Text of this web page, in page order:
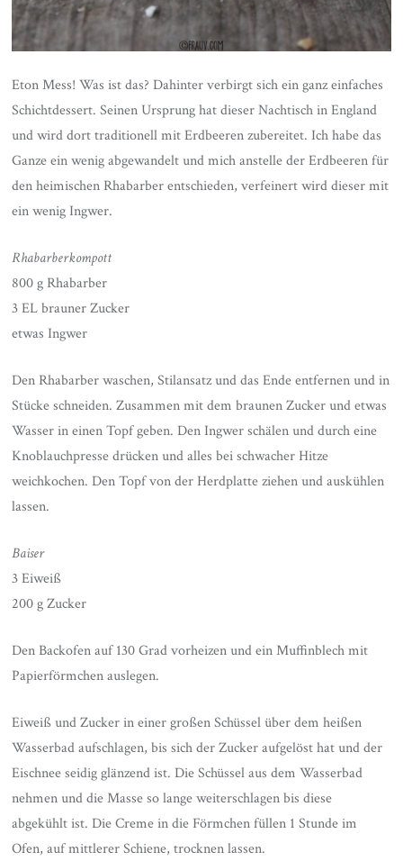
Eton Mess! Was ist das? Dahinter verbirgt sich ein ganz einfaches
Schichtdessert. Seinen Ursprung hat dieser Nachtisch in England
und wird dort traditionell mit Erdbeeren zubereitet. Ich habe das
Ganze ein wenig abgewandelt und mich anstelle der Erdbeeren für
den heimischen Rhabarber entschieden, verfeinert wird dieser mit
ein wenig Ingwer.
Rhabarberkompott
800 g Rhabarber
3 EL brauner Zucker
etwas Ingwer
Den Rhabarber waschen, Stilansatz und das Ende entfernen und in
Stücke schneiden. Zusammen mit dem braunen Zucker und etwas
Wasser in einen Topf geben. Den Ingwer schälen und durch eine
Knoblauchpresse drücken und alles bei schwacher Hitze
weichkochen. Den Topf von der Herdplatte ziehen und auskühlen
lassen.
Baiser
3 Eiweiß
200 g Zucker
Den Backofen auf 130 Grad vorheizen und ein Muffinblech mit
Papierförmchen auslegen.
Eiweiß und Zucker in einer großen Schüssel über dem heißen
Wasserbad aufschlagen, bis sich der Zucker aufgelöst hat und der
Eischnee seidig glänzend ist. Die Schüssel aus dem Wasserbad
nehmen und die Masse so lange weiterschlagen bis diese
abgekühlt ist. Die Creme in die Förmchen füllen 1 Stunde im
Ofen, auf mittlerer Schiene, trocknen lassen.